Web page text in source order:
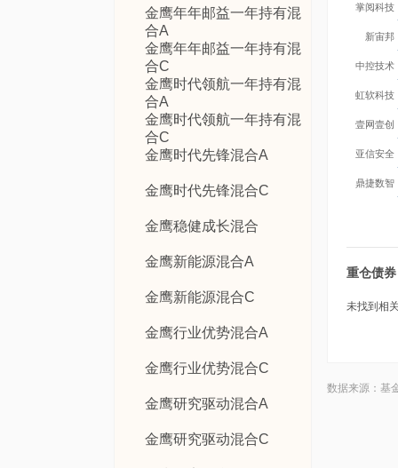
金鹰年年邮益一年持有混
合A
金鹰年年邮益一年持有混
合C
金鹰时代领航一年持有混
合A
金鹰时代领航一年持有混
合C
金鹰时代先锋混合A
金鹰时代先锋混合C
金鹰稳健成长混合
金鹰新能源混合A
金鹰新能源混合C
金鹰行业优势混合A
金鹰行业优势混合C
金鹰研究驱动混合A
金鹰研究驱动混合C
掌阅科技
新宙邦
中控技术
虹软科技
壹网壹创
亚信安全
鼎捷数智
重仓债券
未找到相
数据来源：基